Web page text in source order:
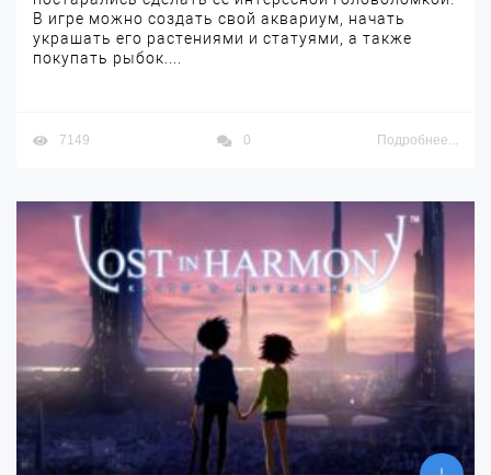
В игре можно создать свой аквариум, начать
украшать его растениями и статуями, а также
покупать рыбок....
7149 0 Подробнее...